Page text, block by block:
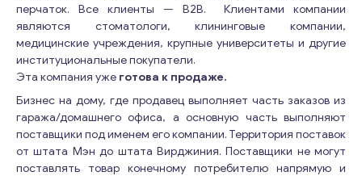
перчаток. Все клиенты — B2B. Клиентами компании
являются стоматологи, клининговые компании,
медицинские учреждения, крупные университеты и другие
институциональные покупатели.
Эта компания уже готова к продаже.
Бизнес на дому, где продавец выполняет часть заказов из
гаража/домашнего офиса, а основную часть выполняют
поставщики под именем его компании. Территория поставок
от штата Мэн до штата Вирджиния. Поставщики не могут
поставлять товар конечному потребителю напрямую и